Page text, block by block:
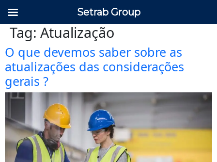
Tag: Atualização
O que devemos saber sobre as
atualizações das considerações
gerais ?
Setrab Group